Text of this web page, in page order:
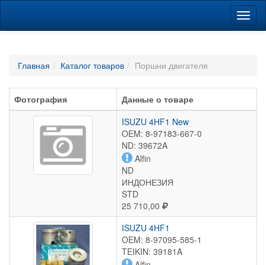
Главная Каталог товаров Поршни двигателя
Фотография Данные о товаре
ISUZU 4HF1 New
OEM: 8-97183-667-0
ND: 39672A
Alfin
ND
ИНДОНЕЗИЯ
STD
25 710,00
ISUZU 4HF1
OEM: 8-97095-585-1
TEIKIN: 39181A